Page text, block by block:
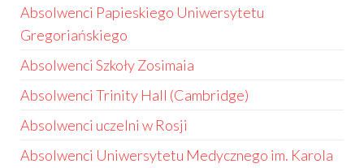
Absolwenci Papieskiego Uniwersytetu
Gregoriańskiego
Absolwenci Szkoły Zosimaia
Absolwenci Trinity Hall (Cambridge)
Absolwenci uczelni w Rosji
Absolwenci Uniwersytetu Medycznego im. Karola